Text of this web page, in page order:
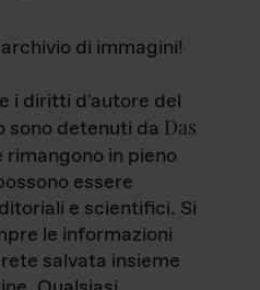
di immagini!
i diritti d'autore del
detenuti da Das
rimangono in pieno
essere
e scientifici. Si
le informazioni
salvata insieme